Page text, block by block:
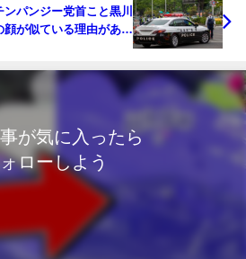
パンジー党首こと黒川
が似ている理由があっ
が気に入ったら
ローしよう